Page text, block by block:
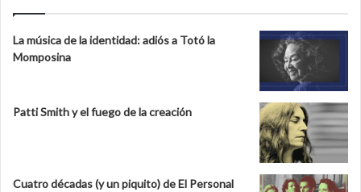
La música de la identidad: adiós a Totó la
Momposina
Patti Smith y el fuego de la creación
Cuatro décadas (y un piquito) de El Personal